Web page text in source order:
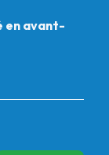
en avant-